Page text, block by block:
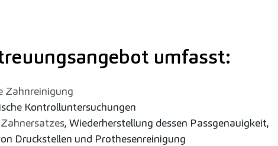
umfasst:
Zahnreinigung
Kontrolluntersuchungen
Zahnersatzes, Wiederherstellung dessen Passgenauigkeit,
Druckstellen und Prothesenreinigung